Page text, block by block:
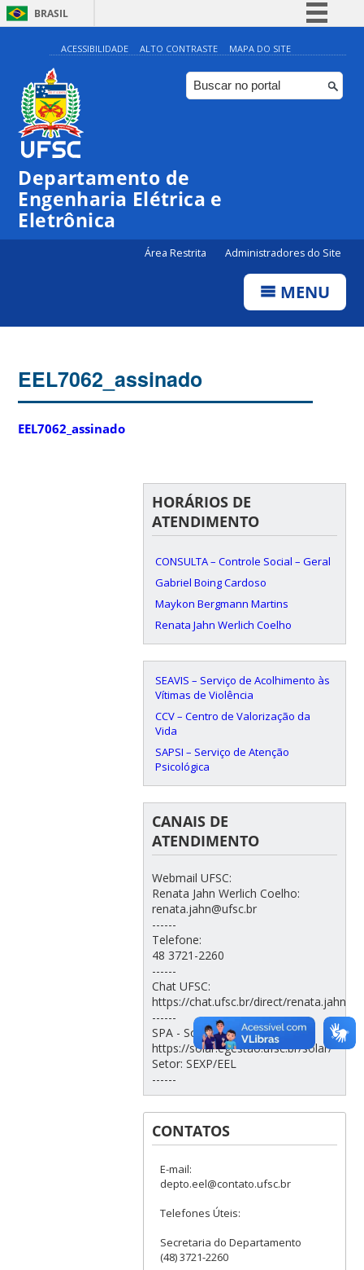
BRASIL
Simplifique!
Comunica BR
Participe
ACESSIBILIDADE ALTO CONTRASTE MAPA DO SITE
Departamento de
Engenharia Elétrica e
Eletrônica
Área Restrita Administradores do Site
MENU
EEL7062_assinado
EEL7062_assinado
HORÁRIOS DE
ATENDIMENTO
CONSULTA – Controle Social – Geral
Gabriel Boing Cardoso
Maykon Bergmann Martins
Renata Jahn Werlich Coelho
SEAVIS – Serviço de Acolhimento às
Vítimas de Violência
CCV – Centro de Valorização da
Vida
SAPSI – Serviço de Atenção
Psicológica
CANAIS DE
ATENDIMENTO
Webmail UFSC:
Renata Jahn Werlich Coelho:
renata.jahn@ufsc.br
------
Telefone:
48 3721-2260
------
Chat UFSC:
https://chat.ufsc.br/direct/renata.jahn
------
SPA - Solar:
https://solar.egestao.ufsc.br/solar/
Setor: SEXP/EEL
------
CONTATOS
E-mail:
depto.eel@contato.ufsc.br
Telefones Úteis:
Secretaria do Departamento
(48) 3721-2260